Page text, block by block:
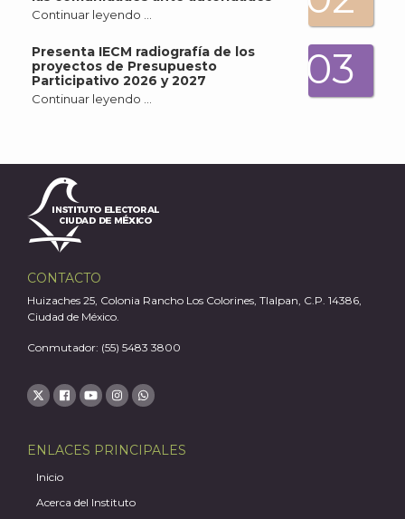
Continuar leyendo …
Presenta IECM radiografía de los
proyectos de Presupuesto
Participativo 2026 y 2027
Continuar leyendo …
03
CONTACTO
Huizaches 25, Colonia Rancho Los Colorines, Tlalpan, C.P. 14386,
Ciudad de México.
Conmutador: (55) 5483 3800
ENLACES PRINCIPALES
Inicio
Acerca del Instituto